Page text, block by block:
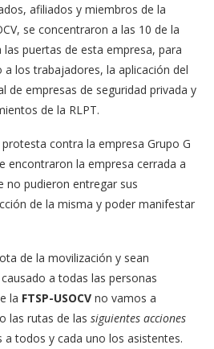
afiliados y miembros de la
se concentraron a las 10 de la
puertas de esta empresa, para
los trabajadores, la aplicación del
de empresas de seguridad privada y
de la RLPT.
contra la empresa Grupo G
encontraron la empresa cerrada a
no pudieron entregar sus
de la misma y poder manifestar
de la movilización y sean
a todas las personas
la FTSP-USOCV no vamos a
las rutas de las siguientes acciones
a todos y cada uno los asistentes.